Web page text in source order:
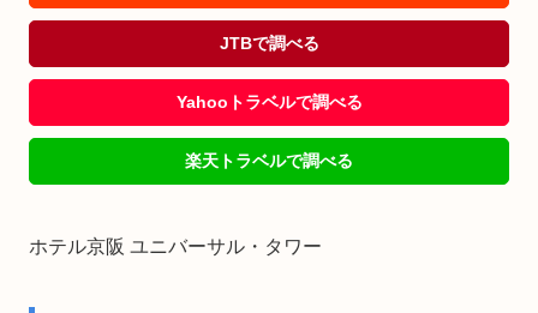
JTBで調べる
Yahooトラベルで調べる
楽天トラベルで調べる
ホテル京阪 ユニバーサル・タワー